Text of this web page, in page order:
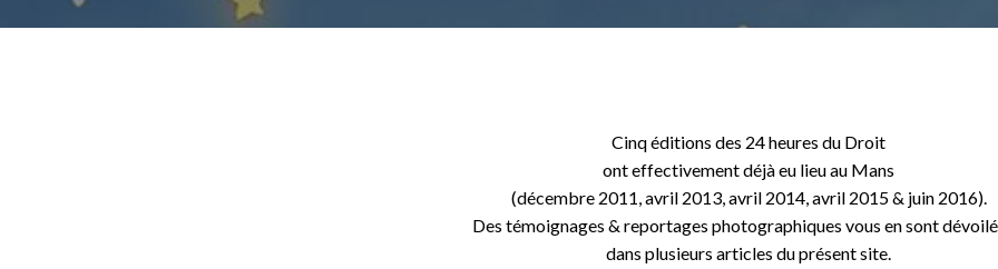
Cinq éditions des 24 heures du Droit
ont effectivement déjà eu lieu au Mans
(décembre 2011, avril 2013, avril 2014, avril 2015 & juin 2016).
Des témoignages & reportages photographiques vous en sont
dans plusieurs articles du présent site.